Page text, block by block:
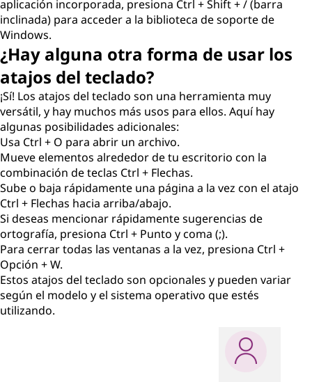
aplicación incorporada, presiona Ctrl + Shift + / (barra
inclinada) para acceder a la biblioteca de soporte de
Windows.
¿Hay alguna otra forma de usar los
atajos del teclado?
¡Sí! Los atajos del teclado son una herramienta muy
versátil, y hay muchos más usos para ellos. Aquí hay
algunas posibilidades adicionales:
Usa Ctrl + O para abrir un archivo.
Mueve elementos alrededor de tu escritorio con la
combinación de teclas Ctrl + Flechas.
Sube o baja rápidamente una página a la vez con el atajo
Ctrl + Flechas hacia arriba/abajo.
Si deseas mencionar rápidamente sugerencias de
ortografía, presiona Ctrl + Punto y coma (;).
Para cerrar todas las ventanas a la vez, presiona Ctrl +
Opción + W.
Estos atajos del teclado son opcionales y pueden variar
según el modelo y el sistema operativo que estés
utilizando.